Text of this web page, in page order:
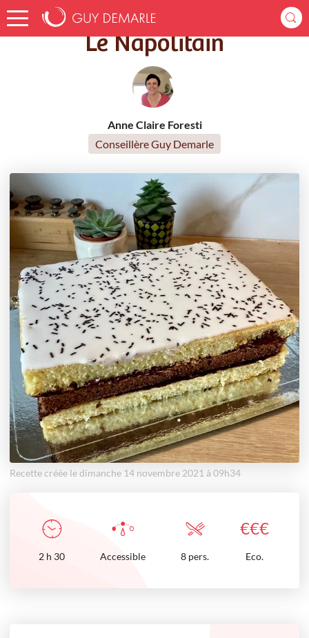
Accueil Recettes Le Napolitain
Le Napolitain
Anne Claire Foresti
Conseillère Guy Demarle
Recette créée le dimanche 14 novembre 2021 à 09h34
€€€
2 h 30 Accessible 8 pers. Eco.